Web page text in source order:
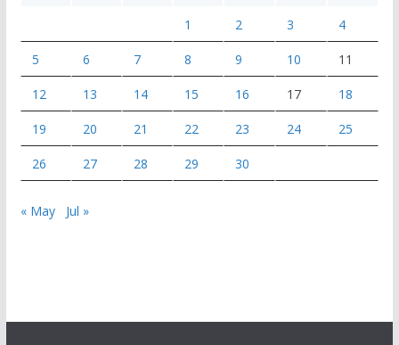
1 2 3 4
5 6 7 8 9 10 11
12 13 14 15 16 17 18
19 20 21 22 23 24 25
26 27 28 29 30
« May Jul »